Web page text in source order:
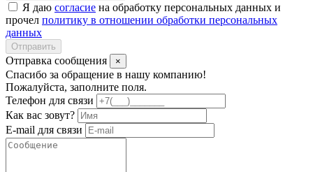
Я даю согласие на обработку персональных данных и
прочел политику в отношении обработки персональных
данных
Отправить
Отправка сообщения ×
Спасибо за обращение в нашу компанию!
Пожалуйста, заполните поля.
Телефон для связи
Как вас зовут?
E-mail для связи